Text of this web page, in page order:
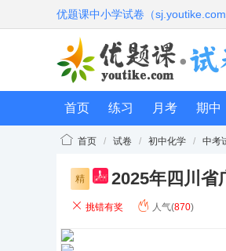
优题课中小学试卷（sj.youtike.com
首页 练习 月考 期中
首页 / 试卷 / 初中化学 / 中考
精 pdf 2025年四川省
挑错有奖 人气(870)